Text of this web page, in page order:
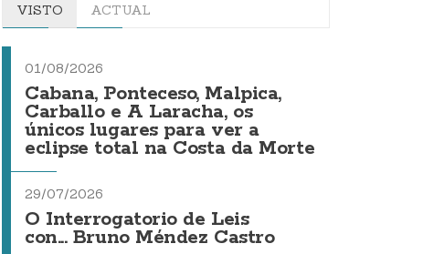
VISTO ACTUAL
01/08/2026
Cabana, Ponteceso, Malpica,
Carballo e A Laracha, os
únicos lugares para ver a
eclipse total na Costa da Morte
29/07/2026
O Interrogatorio de Leis
con... Bruno Méndez Castro